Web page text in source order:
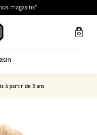
magasins*
à partir de 3 ans